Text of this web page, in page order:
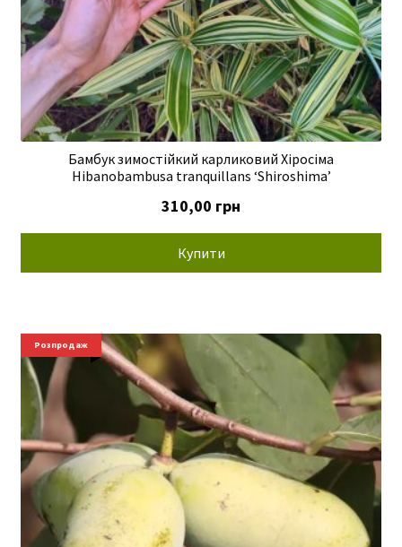
Бамбук зимостійкий карликовий Хіросіма
Hibanobambusa tranquillans ‘Shiroshima’
310,00 грн
Купити
Розпродаж